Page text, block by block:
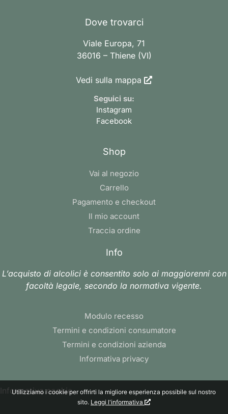
Dove trovarci
Viale Europa, 71
36016 – Thiene (VI)
Vedi sulla mappa
Seguici su:
Instagram
Facebook
Shop
Vai al negozio
Carrello
Pagamento e checkout
Il mio account
Traccia ordine
Info
L’acquisto di alcolici è consentito solo ai maggiorenni con
facoltà legale, secondo la normativa vigente.
Modulo recesso
Termini e condizioni consumatore
Termini e condizioni azienda
Informativa privacy
Informativa cookie
Utilizziamo i cookie per offrirti la migliore esperienza possibile sul nostro
sito. Leggi l'informativa